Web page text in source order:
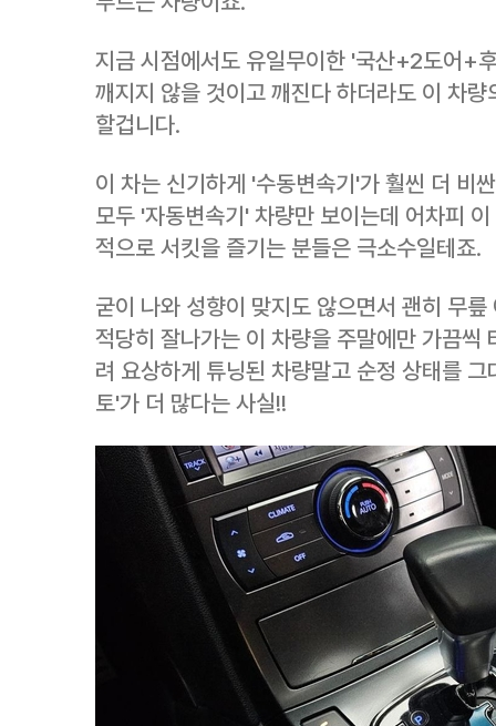
지금 시점에서도 유일무이한 '국산+2도어+
깨지지 않을 것이고 깨진다 하더라도 이 차
할겁니다.
이 차는 신기하게 '수동변속기'가 훨씬 더 비
모두 '자동변속기' 차량만 보이는데 어차피
적으로 서킷을 즐기는 분들은 극소수일테죠.
굳이 나와 성향이 맞지도 않으면서 괜히 무
적당히 잘나가는 이 차량을 주말에만 가끔씩
려 요상하게 튜닝된 차량말고 순정 상태를
토'가 더 많다는 사실!!